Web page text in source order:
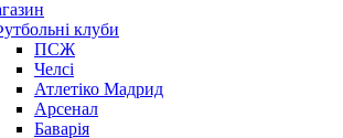
клуби
ПСЖ
Челсі
Атлетіко Мадрид
Арсенал
Баварія